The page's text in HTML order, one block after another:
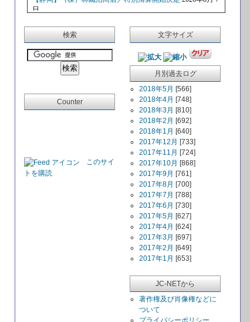
検索
Counter
このサイ
トを購読
文字サイズ
月別過去ログ
2018年5月 [566]
2018年4月 [748]
2018年3月 [810]
2018年2月 [692]
2018年1月 [640]
2017年12月 [733]
2017年11月 [724]
2017年10月 [868]
2017年9月 [761]
2017年8月 [700]
2017年7月 [788]
2017年6月 [730]
2017年5月 [627]
2017年4月 [624]
2017年3月 [697]
2017年2月 [649]
2017年1月 [653]
JC-NETから
著作権及び肖像権などに
ついて
プライバシーポリシー